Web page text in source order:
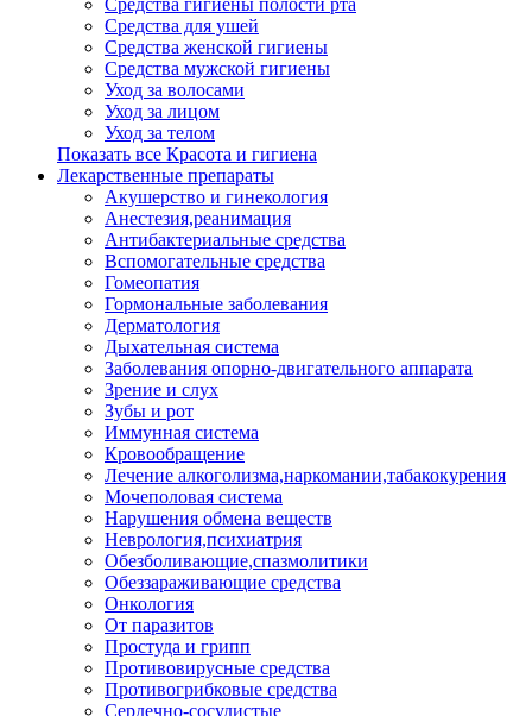
Средства гигиены полости рта
Средства для ушей
Средства женской гигиены
Средства мужской гигиены
Уход за волосами
Уход за лицом
Уход за телом
Показать все Красота и гигиена
Лекарственные препараты
Акушерство и гинекология
Анестезия,реанимация
Антибактериальные средства
Вспомогательные средства
Гомеопатия
Гормональные заболевания
Дерматология
Дыхательная система
Заболевания опорно-двигательного аппарата
Зрение и слух
Зубы и рот
Иммунная система
Кровообращение
Лечение алкоголизма,наркомании,табакокурения
Мочеполовая система
Нарушения обмена веществ
Неврология,психиатрия
Обезболивающие,спазмолитики
Обеззараживающие средства
Онкология
От паразитов
Простуда и грипп
Противовирусные средства
Противогрибковые средства
Сердечно-сосудистые